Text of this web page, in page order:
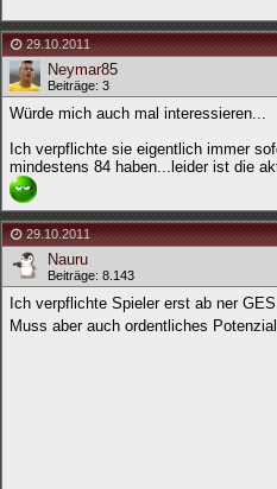
29.10.2011
Neymar85
Beiträge: 3
Würde mich auch mal interessieren...
Ich verpflichte sie eigentlich immer
mindestens 84 haben...leider ist die
29.10.2011
Nauru
Beiträge: 8.143
Ich verpflichte Spieler erst ab ner
Muss aber auch ordentliches